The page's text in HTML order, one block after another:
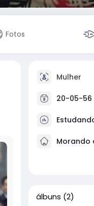
Fotos
Mulher
20-05-56
Morando
álbuns (2)